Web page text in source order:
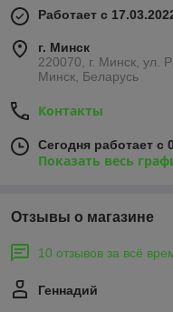
Работает с
г. Минск
220070, г. Минск, ул.
Минск, Беларусь
Контакты
Сегодня работает с
Показать весь
Отзывы о магазине
10 отзывов за всё
Геннадий